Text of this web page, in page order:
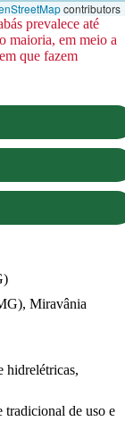
contributors
prevalece até
maioria, em meio a
que fazem
Miravânia
hidrelétricas,
tradicional de uso e